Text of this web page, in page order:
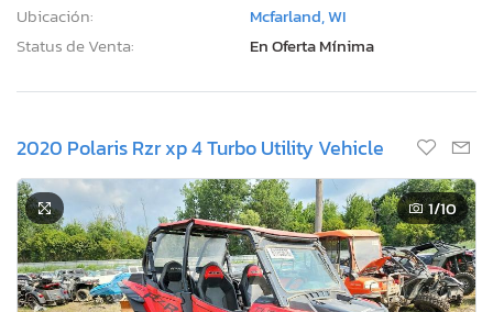
Ubicación:
Mcfarland, WI
Status de Venta:
En Oferta Mínima
2020 Polaris Rzr xp 4 Turbo Utility Vehicle
1/10